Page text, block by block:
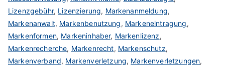
Lizenzgebühr, Lizenzierung, Markenanmeldung,
Markenanwalt, Markenbenutzung, Markeneintragung,
Markenformen, Markeninhaber, Markenlizenz,
Markenrecherche, Markenrecht, Markenschutz,
Markenverband, Markenverletzung, Markenverletzungen,